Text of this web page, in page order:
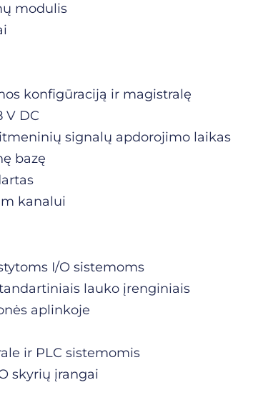
modulis
konfigūraciją ir magistralę
V DC
signalų apdorojimo laikas
bazę
kanalui
I/O sistemoms
lauko įrenginiais
aplinkoje
ir PLC sistemomis
skyrių įrangai